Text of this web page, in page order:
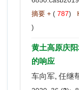
摘要 + ( 787)
)
黄土高原庆
的响应
车向军, 任继